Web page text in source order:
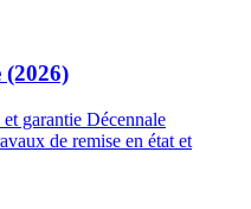
(2026)
garantie Décennale
de remise en état et